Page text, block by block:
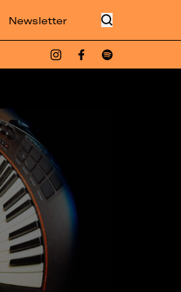
Newsletter